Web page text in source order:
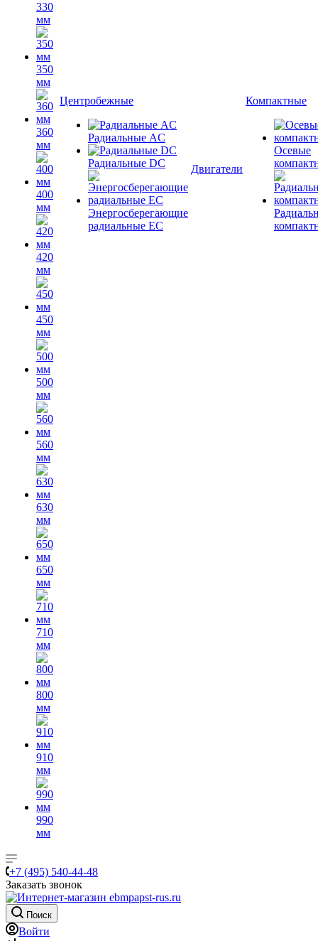
330
мм
350
мм
360
мм
400
мм
420
мм
450
мм
500
мм
560
мм
630
мм
650
мм
710
мм
800
мм
910
мм
990
мм
Центробежные
Радиальные AC
Радиальные DC
Энергосберегающие
радиальные EC
Двигатели
Компактные
Осевые
+7 (495) 540-44-48
Заказать звонок
Поиск
Войти